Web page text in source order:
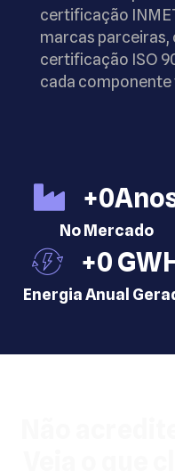
certificação
marcas parceiras,
certificação ISO
cada
+0
No Mercado
+0
Energia Anual